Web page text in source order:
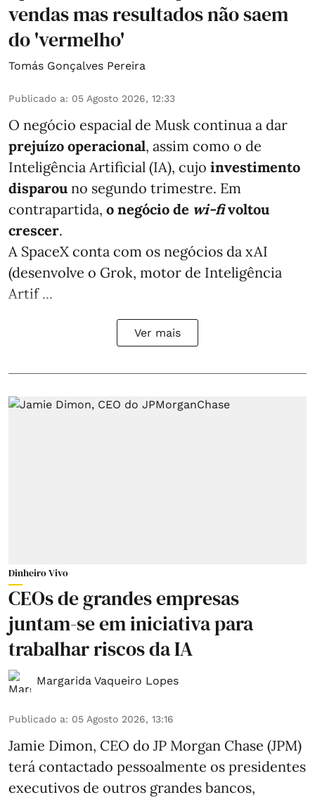
vendas mas resultados não saem
do 'vermelho'
Tomás Gonçalves Pereira
Publicado a: 05 Agosto 2026, 12:33
O negócio espacial de Musk continua a dar
prejuízo operacional, assim como o de
Inteligência Artificial (IA), cujo investimento
disparou no segundo trimestre. Em
contrapartida, o negócio de wi-fivoltou
crescer.
A SpaceX conta com os negócios da xAI
(desenvolve o Grok, motor de Inteligência
Artif ...
Ver mais
Dinheiro Vivo
CEOs de grandes empresas
juntam-se em iniciativa para
trabalhar riscos da IA
Margarida Vaqueiro Lopes
Publicado a: 05 Agosto 2026, 13:16
Jamie Dimon, CEO do JP Morgan Chase (JPM)
terá contactado pessoalmente os presidentes
executivos de outros grandes bancos,